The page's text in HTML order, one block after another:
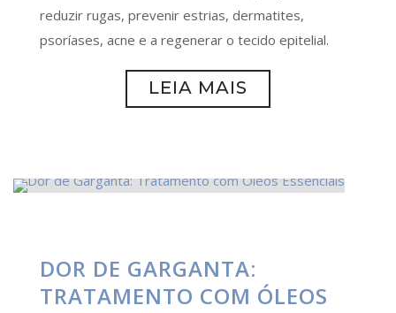
reduzir rugas, prevenir estrias, dermatites,
psoríases, acne e a regenerar o tecido epitelial.
LEIA MAIS
DOR DE GARGANTA:
TRATAMENTO COM ÓLEOS